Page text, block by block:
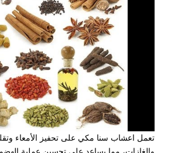
تعمل اعشاب سنا مكي على تحفيز الأمعاء